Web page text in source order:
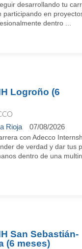
desarrollando tu
participando en
dentro ...
Logroño (6
Rioja 07/08/2026
con Adecco
de verdad y dar tus
dentro de una
San Sebastián-
(6 meses)